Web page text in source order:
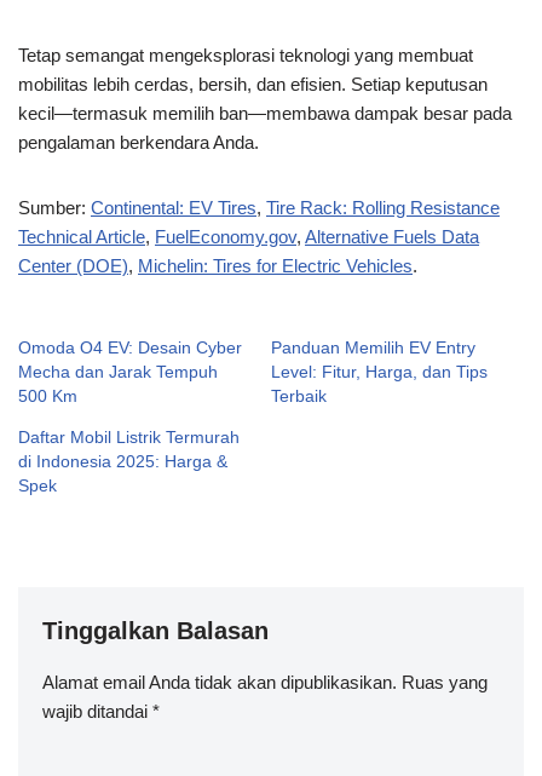
Tetap semangat mengeksplorasi teknologi yang membuat
mobilitas lebih cerdas, bersih, dan efisien. Setiap keputusan
kecil—termasuk memilih ban—membawa dampak besar pada
pengalaman berkendara Anda.
Sumber: Continental: EV Tires, Tire Rack: Rolling Resistance
Technical Article, FuelEconomy.gov, Alternative Fuels Data
Center (DOE), Michelin: Tires for Electric Vehicles.
Omoda O4 EV: Desain Cyber
Mecha dan Jarak Tempuh
500 Km
Panduan Memilih EV Entry
Level: Fitur, Harga, dan Tips
Terbaik
Daftar Mobil Listrik Termurah
di Indonesia 2025: Harga &
Spek
Tinggalkan Balasan
Alamat email Anda tidak akan dipublikasikan. Ruas yang
wajib ditandai *
A
lt